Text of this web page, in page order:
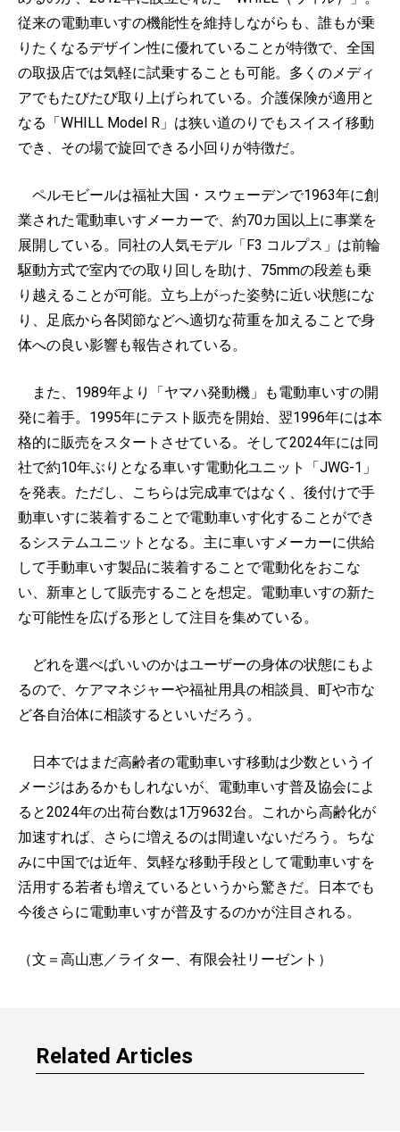
従来の電動車いすの機能性を維持しながらも、誰もが乗
りたくなるデザイン性に優れていることが特徴で、全国
の取扱店では気軽に試乗することも可能。多くのメディ
アでもたびたび取り上げられている。介護保険が適用と
なる「WHILL Model R」は狭い道のりでもスイスイ移動
でき、その場で旋回できる小回りが特徴だ。
ペルモビールは福祉大国・スウェーデンで1963年に創
業された電動車いすメーカーで、約70カ国以上に事業を
展開している。同社の人気モデル「F3 コルプス」は前輪
駆動方式で室内での取り回しを助け、75mmの段差も乗
り越えることが可能。立ち上がった姿勢に近い状態にな
り、足底から各関節などへ適切な荷重を加えることで身
体への良い影響も報告されている。
また、1989年より「ヤマハ発動機」も電動車いすの開
発に着手。1995年にテスト販売を開始、翌1996年には本
格的に販売をスタートさせている。そして2024年には同
社で約10年ぶりとなる車いす電動化ユニット「JWG-1」
を発表。ただし、こちらは完成車ではなく、後付けで手
動車いすに装着することで電動車いす化することができ
るシステムユニットとなる。主に車いすメーカーに供給
して手動車いす製品に装着することで電動化をおこな
い、新車として販売することを想定。電動車いすの新た
な可能性を広げる形として注目を集めている。
どれを選べばいいのかはユーザーの身体の状態にもよ
るので、ケアマネジャーや福祉用具の相談員、町や市な
ど各自治体に相談するといいだろう。
日本ではまだ高齢者の電動車いす移動は少数というイ
メージはあるかもしれないが、電動車いす普及協会によ
ると2024年の出荷台数は1万9632台。これから高齢化が
加速すれば、さらに増えるのは間違いないだろう。ちな
みに中国では近年、気軽な移動手段として電動車いすを
活用する若者も増えているというから驚きだ。日本でも
今後さらに電動車いすが普及するのかが注目される。
（文＝高山恵／ライター、有限会社リーゼント）
Related Articles